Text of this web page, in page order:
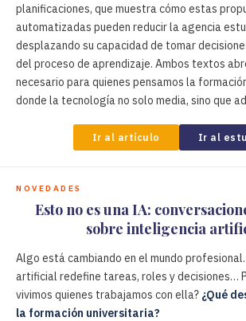
planificaciones, que muestra cómo estas
automatizadas pueden reducir la agencia
desplazando su capacidad de tomar
del proceso de aprendizaje. Ambos textos
necesario para quienes pensamos la
donde la tecnología no solo media, sino que
Ir al artículo Ir al
NOVEDADES
Esto no es una IA:
sobre inteligencia
Algo está cambiando en el mundo
artificial redefine tareas, roles y decisiones…
vivimos quienes trabajamos con ella? ¿Qué
la formación universitaria?